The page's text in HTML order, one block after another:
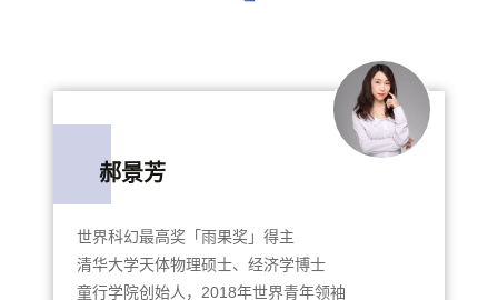
12郝景芳
世界科幻最高奖「雨果奖」得主
清华大学天体物理硕士、经济学博士
童行学院创始人，2018年世界青年领袖